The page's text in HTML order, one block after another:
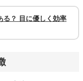
る？ 目に優しく効率